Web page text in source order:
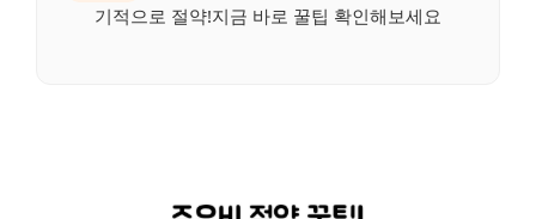
기적으로 절약!지금 바로 꿀팁 확인해보세요